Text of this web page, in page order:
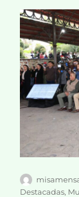
Autor
Destacadas,